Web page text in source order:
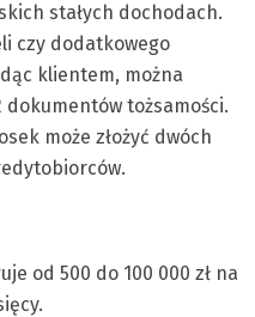
stałych dochodach.
czy dodatkowego
klientem, można
tożsamości.
może złożyć dwóch
od 500 do 100 000 zł na